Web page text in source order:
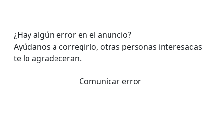
¿Hay algún error en el anuncio?
Ayúdanos a corregirlo, otras personas interesadas
te lo agradeceran.
Comunicar error